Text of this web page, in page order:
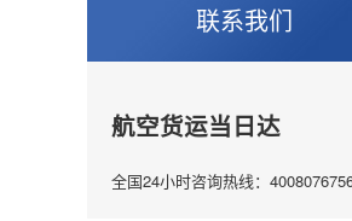
联系我们
航空货运当日达
全国24小时咨询热线：